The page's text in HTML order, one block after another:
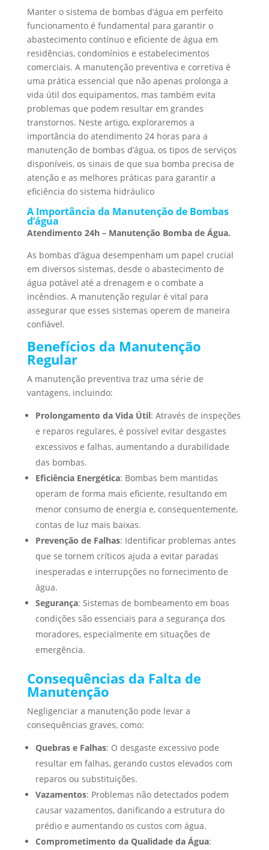
Manter o sistema de bombas d’água em perfeito
funcionamento é fundamental para garantir o
abastecimento contínuo e eficiente de água em
residências, condomínios e estabelecimentos
comerciais. A manutenção preventiva e corretiva é
uma prática essencial que não apenas prolonga a
vida útil dos equipamentos, mas também evita
problemas que podem resultar em grandes
transtornos. Neste artigo, exploraremos a
importância do atendimento 24 horas para a
manutenção de bombas d’água, os tipos de serviços
disponíveis, os sinais de que sua bomba precisa de
atenção e as melhores práticas para garantir a
eficiência do sistema hidráulico
A Importância da Manutenção de Bombas
d’água
Atendimento 24h – Manutenção Bomba de Água.
As bombas d’água desempenham um papel crucial
em diversos sistemas, desde o abastecimento de
água potável até a drenagem e o combate a
incêndios. A manutenção regular é vital para
assegurar que esses sistemas operem de maneira
confiável.
Benefícios da Manutenção
Regular
A manutenção preventiva traz uma série de
vantagens, incluindo:
Prolongamento da Vida Útil: Através de inspeções
e reparos regulares, é possível evitar desgastes
excessivos e falhas, aumentando a durabilidade
das bombas.
Eficiência Energética: Bombas bem mantidas
operam de forma mais eficiente, resultando em
menor consumo de energia e, consequentemente,
contas de luz mais baixas.
Prevenção de Falhas: Identificar problemas antes
que se tornem críticos ajuda a evitar paradas
inesperadas e interrupções no fornecimento de
água.
Segurança: Sistemas de bombeamento em boas
condições são essenciais para a segurança dos
moradores, especialmente em situações de
emergência.
Consequências da Falta de
Manutenção
Negligenciar a manutenção pode levar a
consequências graves, como:
Quebras e Falhas: O desgaste excessivo pode
resultar em falhas, gerando custos elevados com
reparos ou substituições.
Vazamentos: Problemas não detectados podem
causar vazamentos, danificando a estrutura do
prédio e aumentando os custos com água.
Comprometimento da Qualidade da Água: